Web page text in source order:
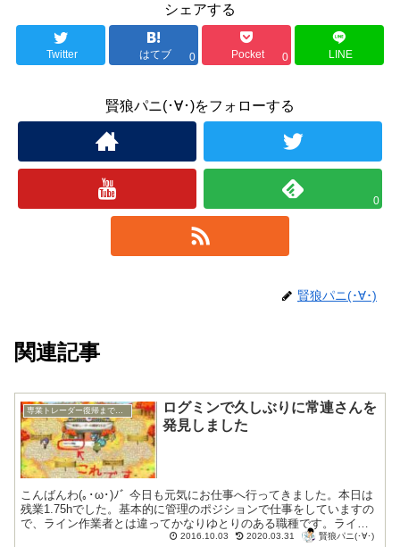
シェアする
Twitter はてブ 0 Pocket 0 LINE
賢狼パニ(･∀･)をフォローする
0
賢狼パニ(･∀･)
関連記事
専業トレーダー復帰までの底辺生活編
ログミンで久しぶりに常連さんを
発見しました
こんばんわ(｡･ω･)ﾉﾞ 今日も元気にお仕事へ行ってきました。本日は
残業1.75hでした。基本的に管理のポジションで仕事をしていますの
で、ライン作業者とは違ってかなりゆとりのある職種です。ライン
作業者の方々は、同じ場所でひたすら同じ...
2016.10.03 2020.03.31 賢狼パニ(･∀･)